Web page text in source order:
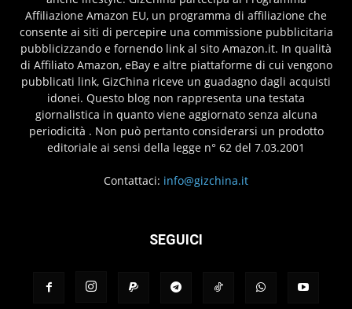
Affiliazione Amazon EU, un programma di affiliazione che
consente ai siti di percepire una commissione pubblicitaria
pubblicizzando e fornendo link al sito Amazon.it. In qualità
di Affiliato Amazon, eBay e altre piattaforme di cui vengono
pubblicati link, GizChina riceve un guadagno dagli acquisti
idonei. Questo blog non rappresenta una testata
giornalistica in quanto viene aggiornato senza alcuna
periodicità . Non può pertanto considerarsi un prodotto
editoriale ai sensi della legge n° 62 del 7.03.2001
Contattaci: info@gizchina.it
SEGUICI